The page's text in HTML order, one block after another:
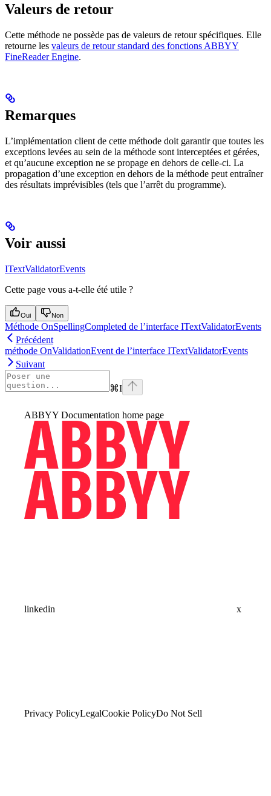
Valeurs de retour
Cette méthode ne possède pas de valeurs de retour spécifiques. Elle
retourne les valeurs de retour standard des fonctions ABBYY
FineReader Engine.
Remarques
L’implémentation client de cette méthode doit garantir que toutes les
exceptions levées au sein de la méthode sont interceptées et gérées,
et qu’aucune exception ne se propage en dehors de celle-ci. La
propagation d’une exception en dehors de la méthode peut entraîner
des résultats imprévisibles (tels que l’arrêt du programme).
Voir aussi
ITextValidatorEvents
Cette page vous a-t-elle été utile ?
Oui Non
Méthode OnSpellingCompleted de l’interface ITextValidatorEvents
Précédent
méthode OnValidationEvent de l’interface ITextValidatorEvents
Suivant
⌘I
ABBYY Documentation home page
linkedin x
Privacy PolicyLegalCookie PolicyDo Not Sell